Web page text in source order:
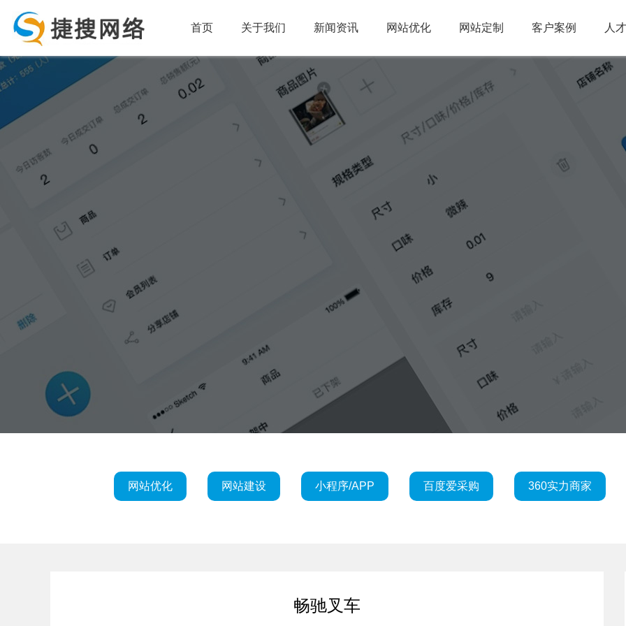
首页 关于我们 新闻资讯 网站优化 网站定制 客户案例 人
网站优化 网站建设 小程序/APP 百度爱采购 360实力商家
畅驰叉车